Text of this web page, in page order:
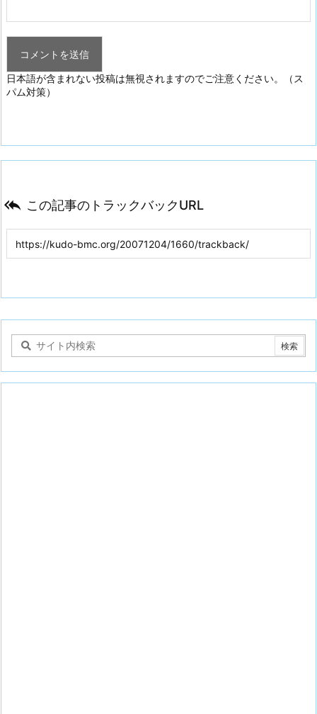
日本語が含まれない投稿は無視されますのでご注意ください。（ス
パム対策）
 この記事のトラックバックURL